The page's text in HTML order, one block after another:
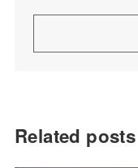
Related posts